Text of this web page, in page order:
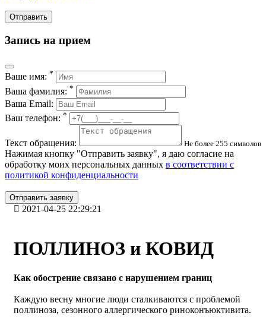
Отправить
Запись на прием
Ваше имя: *
Ваша фамилия: *
Ваша Email:
Ваш телефон: *
Текст обращения: Не более 255 символов
Нажимая кнопку "Отправить заявку", я даю согласие на
обработку моих персональных данных в соответствии с
политикой конфиденциальности
Отправить заявку
2021-04-25 22:29:21
ПОЛЛИНОЗ и КОВИД
Как обострение связано с нарушением границ
Каждую весну многие люди сталкиваются с проблемой
поллиноза, сезонного аллергического риноконъюктивита.